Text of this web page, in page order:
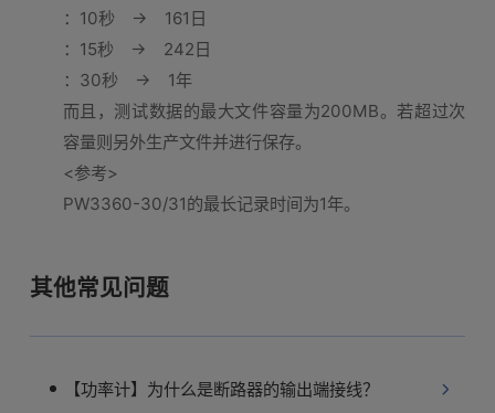
：10秒 → 161日
：15秒 → 242日
：30秒 → 1年
而且，测试数据的最大文件容量为200MB。若超过次
容量则另外生产文件并进行保存。
<参考>
PW3360-30/31的最长记录时间为1年。
其他常见问题
【功率计】为什么是断路器的输出端接线？